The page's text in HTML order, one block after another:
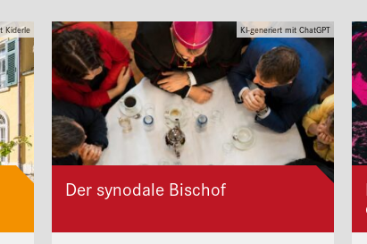
Kiderle KI-generiert mit ChatGPT
Der synodale Bischof